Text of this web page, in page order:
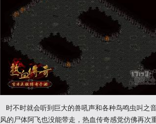
时不时就会听到巨大的兽吼声和各种鸟鸣虫叫之
风的尸体阿飞也没能带走，热血传奇感觉仿佛再